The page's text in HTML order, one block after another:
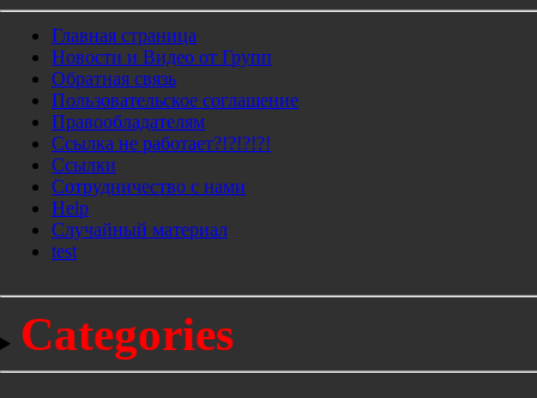
Главная страница
Новости и Видео от Групп
Обратная связь
Пользовательское соглашение
Правообладателям
Ссылка не работает?!?!?!?!
Ссылки
Сотрудничество с нами
Help
Cлучайный материал
test
Categories